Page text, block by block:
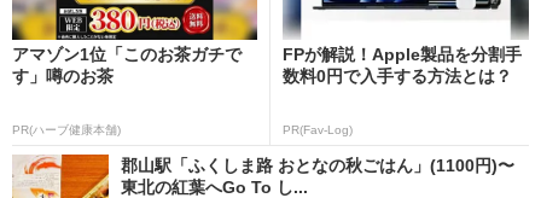
アマゾン1位「このお茶ガチで
す」噂のお茶
PR(ハーブ健康本舗)
FPが解説！Apple製品を分割手
数料0円で入手する方法とは？
PR(Fav-Log)
郡山駅「ふくしま路 おとなの秋ごはん」(1100円)〜
東北の紅葉へGo To し...